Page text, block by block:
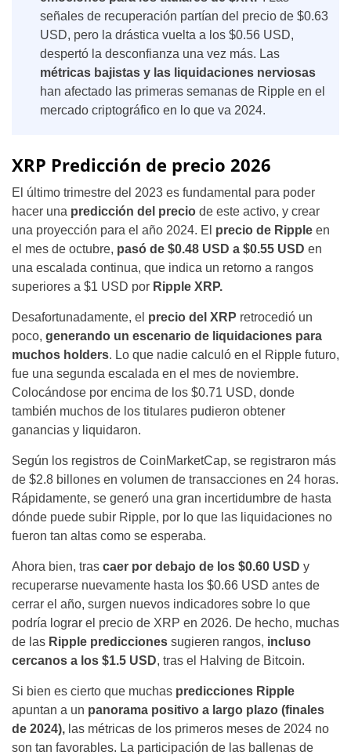
señales de recuperación partían del precio de $0.63
USD, pero la drástica vuelta a los $0.56 USD,
despertó la desconfianza una vez más. Las
métricas bajistas y las liquidaciones nerviosas
han afectado las primeras semanas de Ripple en el
mercado criptográfico en lo que va 2024.
XRP Predicción de precio 2026
El último trimestre del 2023 es fundamental para poder
hacer una predicción del precio de este activo, y crear
una proyección para el año 2024. El precio de Ripple en
el mes de octubre, pasó de $0.48 USD a $0.55 USD en
una escalada continua, que indica un retorno a rangos
superiores a $1 USD por Ripple XRP.
Desafortunadamente, el precio del XRP retrocedió un
poco, generando un escenario de liquidaciones para
muchos holders. Lo que nadie calculó en el Ripple futuro,
fue una segunda escalada en el mes de noviembre.
Colocándose por encima de los $0.71 USD, donde
también muchos de los titulares pudieron obtener
ganancias y liquidaron.
Según los registros de CoinMarketCap, se registraron más
de $2.8 billones en volumen de transacciones en 24 horas.
Rápidamente, se generó una gran incertidumbre de hasta
dónde puede subir Ripple, por lo que las liquidaciones no
fueron tan altas como se esperaba.
Ahora bien, tras caer por debajo de los $0.60 USD y
recuperarse nuevamente hasta los $0.66 USD antes de
cerrar el año, surgen nuevos indicadores sobre lo que
podría lograr el precio de XRP en 2026. De hecho, muchas
de las Ripple predicciones sugieren rangos, incluso
cercanos a los $1.5 USD, tras el Halving de Bitcoin.
Si bien es cierto que muchas predicciones Ripple
apuntan a un panorama positivo a largo plazo (finales
de 2024), las métricas de los primeros meses de 2024 no
son tan favorables. La participación de las ballenas de